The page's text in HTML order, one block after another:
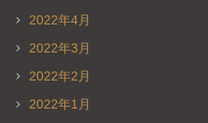
2022年4月
2022年3月
2022年2月
2022年1月